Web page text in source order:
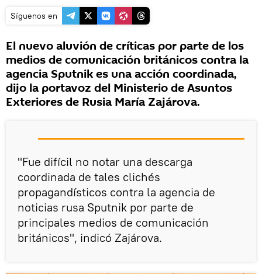
Síguenos en
El nuevo aluvión de críticas por parte de los
medios de comunicación británicos contra la
agencia Sputnik es una acción coordinada,
dijo la portavoz del Ministerio de Asuntos
Exteriores de Rusia María Zajárova.
"Fue difícil no notar una descarga
coordinada de tales clichés
propagandísticos contra la agencia de
noticias rusa Sputnik por parte de
principales medios de comunicación
británicos", indicó Zajárova.